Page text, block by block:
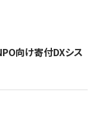
向け寄付DXシス